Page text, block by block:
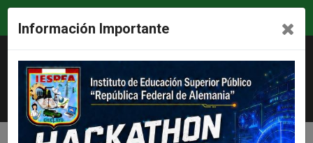
Facebook
Descarga nuestra APP
Información Importante